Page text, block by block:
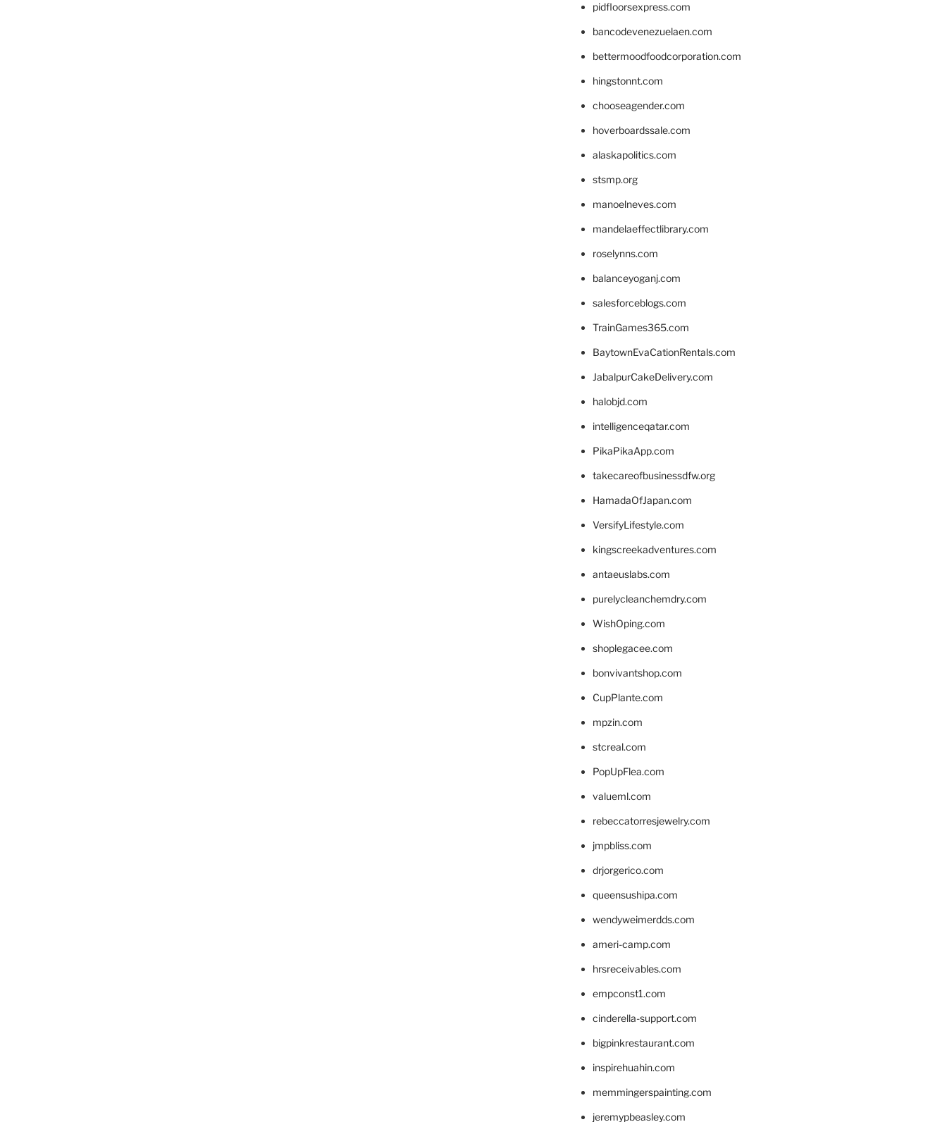
pidfloorsexpress.com
bancodevenezuelaen.com
bettermoodfoodcorporation.com
hingstonnt.com
chooseagender.com
hoverboardssale.com
alaskapolitics.com
stsmp.org
manoelneves.com
mandelaeffectlibrary.com
roselynns.com
balanceyoganj.com
salesforceblogs.com
TrainGames365.com
BaytownEvaCationRentals.com
JabalpurCakeDelivery.com
halobjd.com
intelligenceqatar.com
PikaPikaApp.com
takecareofbusinessdfw.org
HamadaOfJapan.com
VersifyLifestyle.com
kingscreekadventures.com
antaeuslabs.com
purelycleanchemdry.com
WishOping.com
shoplegacee.com
bonvivantshop.com
CupPlante.com
mpzin.com
stcreal.com
PopUpFlea.com
valueml.com
rebeccatorresjewelry.com
jmpbliss.com
drjorgerico.com
queensushipa.com
wendyweimerdds.com
ameri-camp.com
hrsreceivables.com
empconst1.com
cinderella-support.com
bigpinkrestaurant.com
inspirehuahin.com
memmingerspainting.com
jeremypbeasley.com